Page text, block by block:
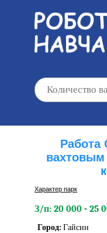
Работа
вахтовым
Характер парк
З/п: 20 000 - 25
Город: Гайсин